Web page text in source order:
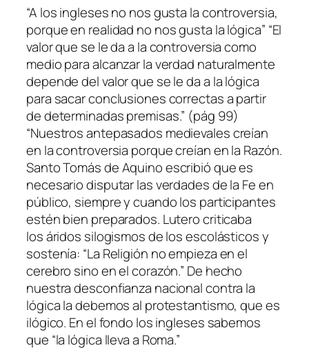
“A los ingleses no nos gusta la controversia,
porque en realidad no nos gusta la lógica” “El
valor que se le da a la controversia como
medio para alcanzar la verdad naturalmente
depende del valor que se le da a la lógica
para sacar conclusiones correctas a partir
de determinadas premisas.” (pág 99)
“Nuestros antepasados medievales creían
en la controversia porque creían en la Razón.
Santo Tomás de Aquino escribió que es
necesario disputar las verdades de la Fe en
público, siempre y cuando los participantes
estén bien preparados. Lutero criticaba
los áridos silogismos de los escolásticos y
sostenía: “La Religión no empieza en el
cerebro sino en el corazón.” De hecho
nuestra desconfianza nacional contra la
lógica la debemos al protestantismo, que es
ilógico. En el fondo los ingleses sabemos
que “la lógica lleva a Roma.”